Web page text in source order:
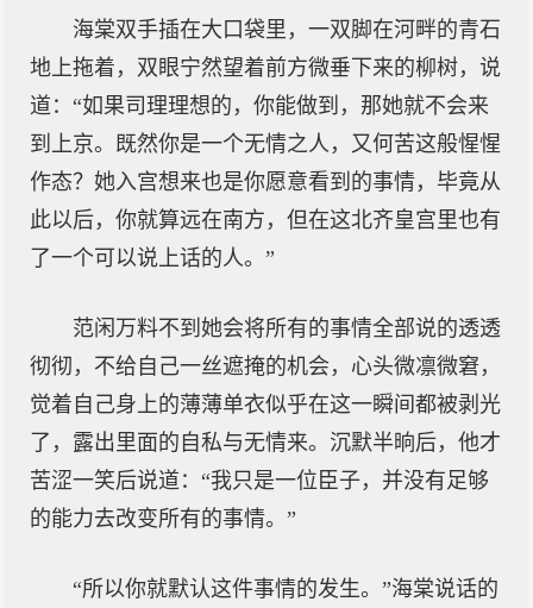
海棠双手插在大口袋里，一双脚在河畔的青石
地上拖着，双眼宁然望着前方微垂下来的柳树，说
道：“如果司理理想的，你能做到，那她就不会来
到上京。既然你是一个无情之人，又何苦这般惺惺
作态？她入宫想来也是你愿意看到的事情，毕竟从
此以后，你就算远在南方，但在这北齐皇宫里也有
了一个可以说上话的人。”
范闲万料不到她会将所有的事情全部说的透透
彻彻，不给自己一丝遮掩的机会，心头微凛微窘，
觉着自己身上的薄薄单衣似乎在这一瞬间都被剥光
了，露出里面的自私与无情来。沉默半晌后，他才
苦涩一笑后说道：“我只是一位臣子，并没有足够
的能力去改变所有的事情。”
“所以你就默认这件事情的发生。”海棠说话的